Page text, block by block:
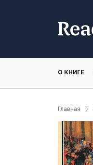
О КНИГЕ
Главная